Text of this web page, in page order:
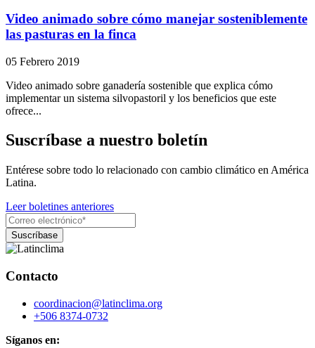
Video animado sobre cómo manejar sosteniblemente
las pasturas en la finca
05 Febrero 2019
Video animado sobre ganadería sostenible que explica cómo
implementar un sistema silvopastoril y los beneficios que este
ofrece...
Suscríbase a nuestro boletín
Entérese sobre todo lo relacionado con cambio climático en América
Latina.
Leer boletines anteriores
Contacto
coordinacion@latinclima.org
+506 8374-0732
Síganos en: